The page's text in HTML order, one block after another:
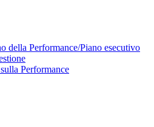
della Performance/Piano esecutivo
Performance